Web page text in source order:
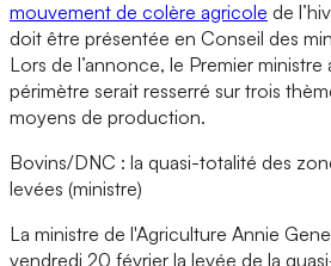
mouvement de colère agricole de
doit être présentée en Conseil des
Lors de l’annonce, le Premier
périmètre serait resserré sur trois
moyens de production.
Bovins/DNC : la quasi-totalité des
levées (ministre)
La ministre de l'Agriculture Annie
vendredi 20 février la levée de la